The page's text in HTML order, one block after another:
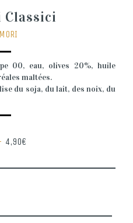
00, eau, olives 20%, huile
maltées.
du soja, du lait, des noix, du
4,90€